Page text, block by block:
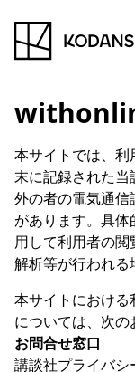
本サイトでは、
末に記録された
外の者の電気通信
があります。具
用して利用者の
解析等が行われる
本サイトにおけ
については、次の
お問合せ窓口
講談社プライバシ